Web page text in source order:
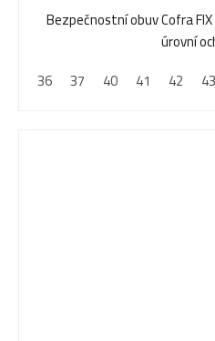
Bezpečnostní obuv Cofra FIX
úrovní
36
37 40 41 42 43